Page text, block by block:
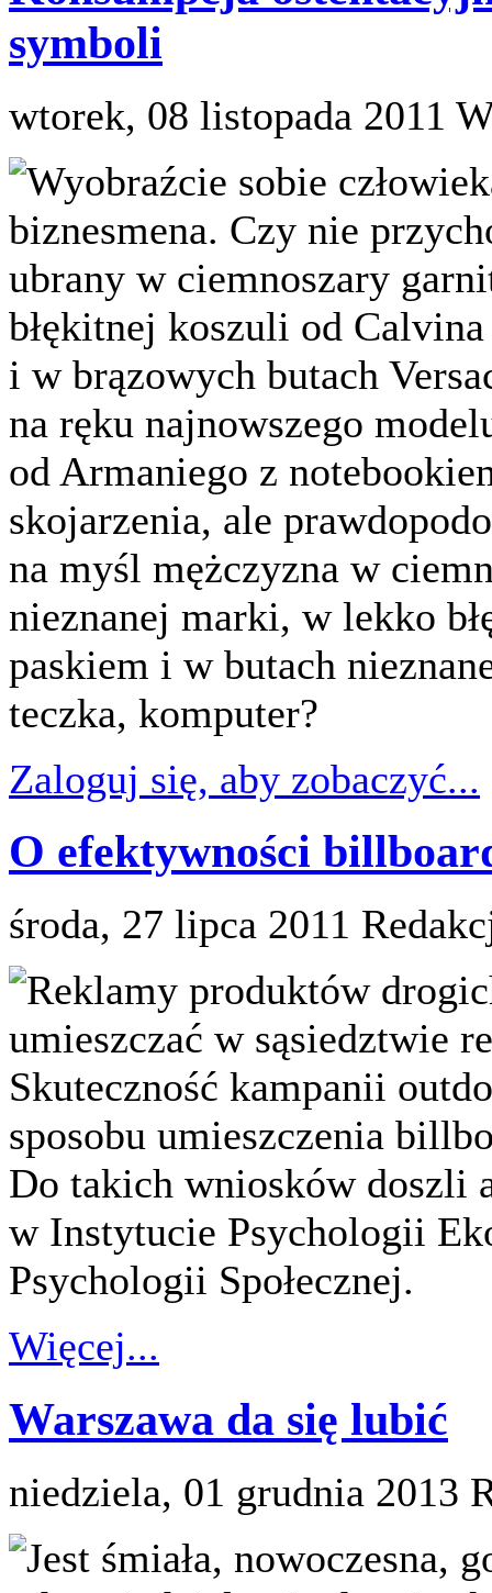
symboli
wtorek, 08 listopada 2011
Wyobraźcie sobie
biznesmena. Czy nie
ubrany w ciemnoszary
błękitnej koszuli od
i w brązowych butach
na ręku najnowszego
od Armaniego z
skojarzenia, ale
na myśl mężczyzna w
nieznanej marki, w lekko
paskiem i w butach
teczka, komputer?
Zaloguj się, aby zobaczyć...
O efektywności
środa, 27 lipca 2011
Reklamy produktów
umieszczać w sąsiedztwie
Skuteczność kampanii
sposobu umieszczenia
Do takich wniosków doszli
w Instytucie Psychologii
Psychologii Społecznej.
Więcej...
Warszawa da się lubić
niedziela, 01 grudnia 2013
Jest śmiała, nowoczesna,